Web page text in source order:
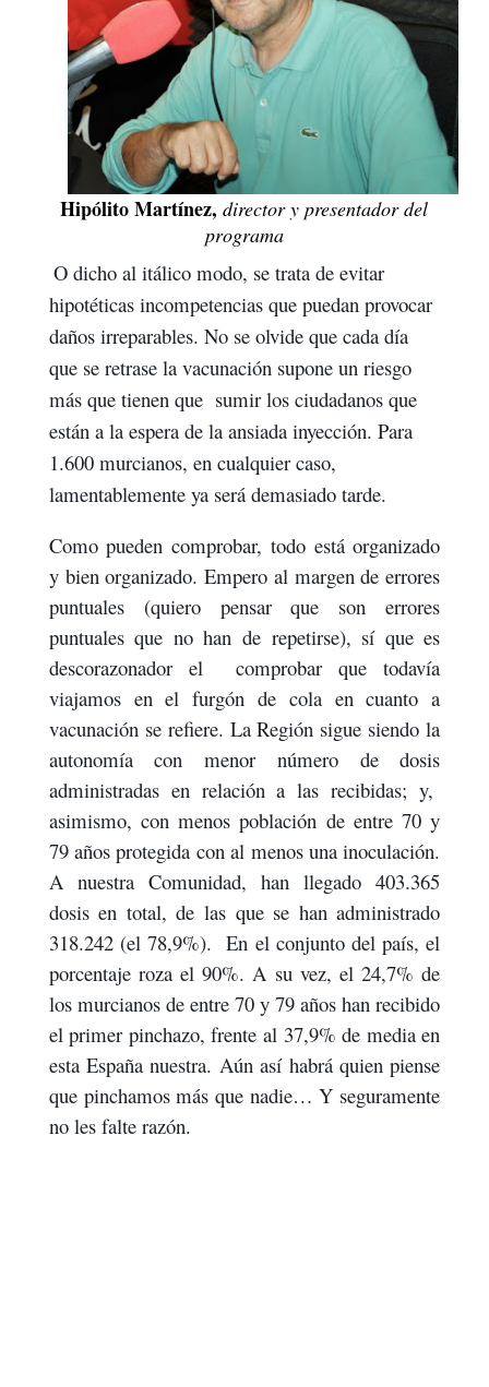
Hipólito Martínez,director y presentador del
programa
O dicho al itálico modo, se trata de evitar
hipotéticas incompetencias que puedan provocar
daños irreparables. No se olvide que cada día
que se retrase la vacunación supone un riesgo
más que tienen que sumir los ciudadanos que
están a la espera de la ansiada inyección. Para
1.600 murcianos, en cualquier caso,
lamentablemente ya será demasiado tarde.
Como pueden comprobar, todo está organizado
y bien organizado. Empero al margen de errores
puntuales (quiero pensar que son errores
puntuales que no han de repetirse), sí que es
descorazonador el comprobar que todavía
viajamos en el furgón de cola en cuanto a
vacunación se refiere. La Región sigue siendo la
autonomía con menor número de dosis
administradas en relación a las recibidas; y,
asimismo, con menos población de entre 70 y
79 años protegida con al menos una inoculación.
A nuestra Comunidad,han llegado 403.365
dosis en total, de las que se han administrado
318.242 (el 78,9%). En el conjunto del país, el
porcentaje roza el 90%. A su vez, el 24,7% de
los murcianos de entre 70 y 79 años han recibido
el primer pinchazo, frente al 37,9% de media en
esta España nuestra. Aún así habrá quien piense
que pinchamos más que nadie… Y seguramente
no les falte razón.